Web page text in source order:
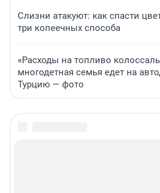
Слизни атакуют: как спасти
три копеечных способа
«Расходы на топливо
многодетная семья едет на
Турцию — фото